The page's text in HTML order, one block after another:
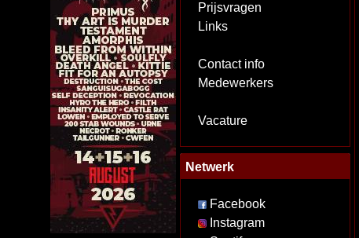
Prijsvragen
Links
Contact info
Medewerkers
Vacature
Netwerk
Facebook
Instagram